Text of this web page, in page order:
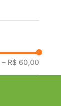
– R$ 60,00